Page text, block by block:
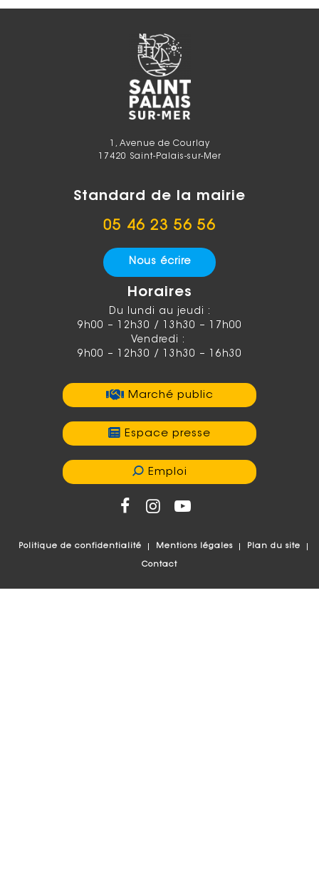
1, Avenue de Courlay
17420 Saint-Palais-sur-Mer
Standard de la mairie
05 46 23 56 56
Nous écrire
Horaires
Du lundi au jeudi :
9h00 – 12h30 / 13h30 – 17h00
Vendredi :
9h00 – 12h30 / 13h30 – 16h30
Marché public
Espace presse
Emploi
Politique de confidentialité Mentions légales Plan du site
Contact